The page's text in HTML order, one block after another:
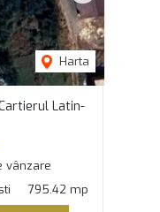
Harta
Latin-
vânzare
795.42 mp